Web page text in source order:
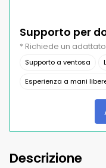
Supporto per
* Richiede un
Supporto a ventosa
Esperienza a mani
Descrizione